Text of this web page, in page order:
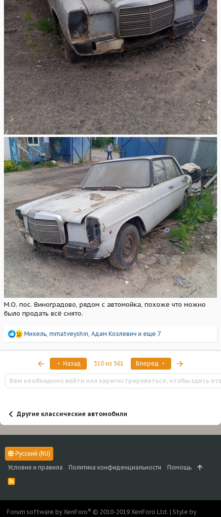
М.О. пос. Виноградово, рядом с автомойка, похоже что можно
было продать всё снято.
Р
а
и
и
:
Михель mmatveyshin Адам Козлевич и еще 7
ПервыйНазад 310 из 361 Вперед
Вам необходимо войти или зарегистрироваться, чтобы здесь
Другие классические автомобили
Русский (RU)
Условия и правила
Политика конфиденциальности Помощь
R
S
Forum software by XenForo® © 2010-2019 XenForo Ltd. | Style by